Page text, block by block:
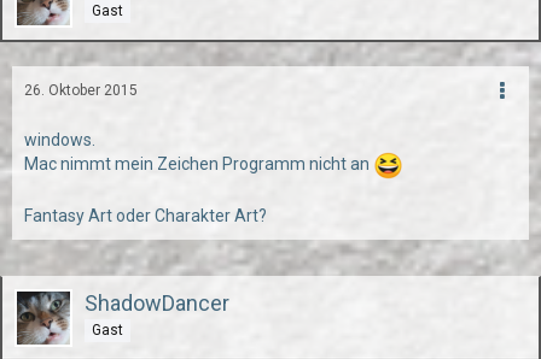
Gast
26. Oktober 2015
windows.
Mac nimmt mein Zeichen Programm nicht an
Fantasy Art oder Charakter Art?
ShadowDancer
Gast